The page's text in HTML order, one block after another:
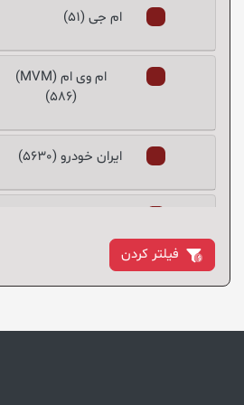
RB2 (3)
RCAR (4)
RIK (5)
SLIKE (1)
SNT (43)
SSAT (2)
TDK (1)
TURBO (1)
TXB (2)
ام جی (51)
ام‌ وی‌ ام (MVM)
(586)
ایران خودرو (5630)
برليانس (195)
بسترن (83)
فیلتر کردن